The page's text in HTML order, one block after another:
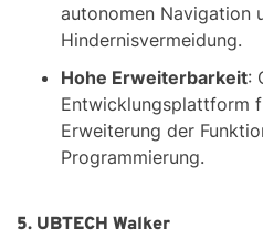
autonomen Navigation
Hindernisvermeidung.
Hohe Erweiterbarkeit:
Entwicklungsplattform
Erweiterung der
Programmierung.
5. UBTECH Walker